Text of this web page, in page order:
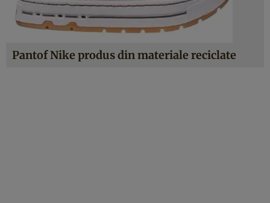
Pantof Nike produs din materiale reciclate